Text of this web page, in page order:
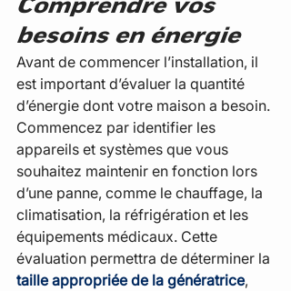
Comprendre vos
besoins en énergie
Avant de commencer l’installation, il
est important d’évaluer la quantité
d’énergie dont votre maison a besoin.
Commencez par identifier les
appareils et systèmes que vous
souhaitez maintenir en fonction lors
d’une panne, comme le chauffage, la
climatisation, la réfrigération et les
équipements médicaux. Cette
évaluation permettra de déterminer la
taille appropriée de la génératrice,